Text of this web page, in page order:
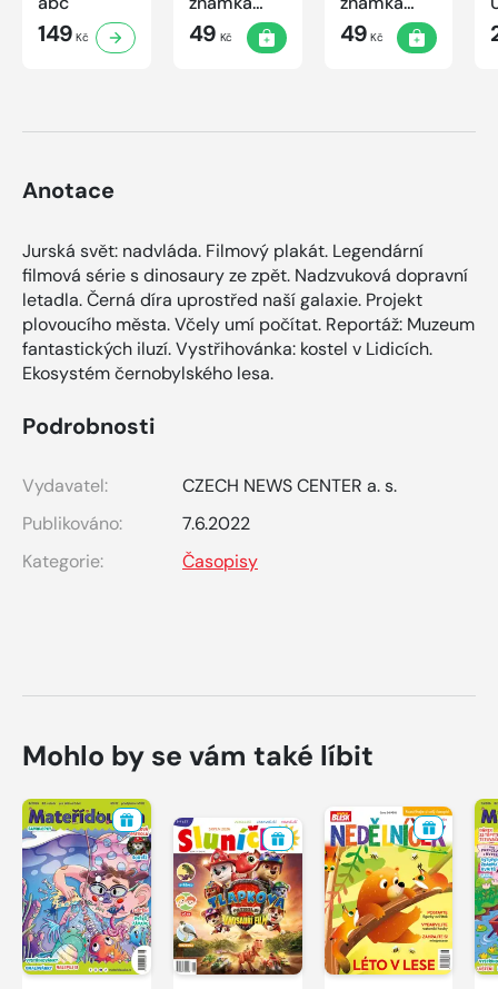
149 Kč
ABC -
Časová
49 Kč
ABC
49 Kč
Anotace
Jurská svět: nadvláda. Filmový plakát. Legendární
filmová série s dinosaury ze zpět. Nadzvuková dopravní
letadla. Černá díra uprostřed naší galaxie. Projekt
plovoucího města. Včely umí počítat. Reportáž: Muzeum
fantastických iluzí. Vystřihovánka: kostel v Lidicích.
Ekosystém černobylského lesa.
Podrobnosti
Vydavatel:
CZECH NEWS CENTER a. s.
Publikováno:
7.6.2022
Kategorie:
Časopisy
Mohlo by se vám také líbit